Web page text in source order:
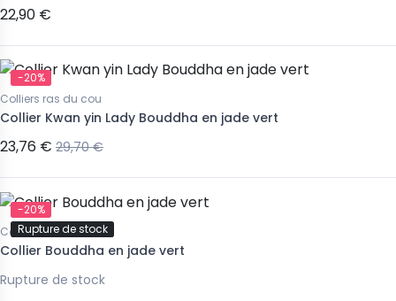
22,90 €
-20%
Colliers ras du cou
Collier Kwan yin Lady Bouddha en jade vert
23,76 € 29,70 €
-20%
Rupture de stock
Colliers ras du cou
Collier Bouddha en jade vert
Rupture de stock